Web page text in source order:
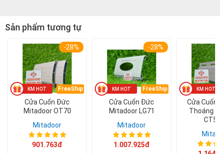
Sản phẩm tương tự
FreeShip
-28%
Cửa Cuốn Đức
Mitadoor OT70
Mitadoor
901.763đ
FreeShip
-28%
Cửa Cuốn Đức
Mitadoor LG71
Mitadoor
1.007.925đ
Cửa Cuốn
Thoáng